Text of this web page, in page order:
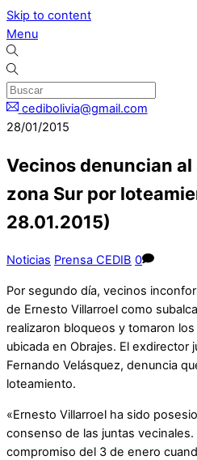
Skip to content
Menu
cedibolivia@gmail.com
28/01/2015
Vecinos denuncian
zona Sur por
28.01.2015)
Noticias Prensa CEDIB 0
Por segundo día, vecinos
de Ernesto Villarroel como
realizaron bloqueos y tomaron
ubicada en Obrajes. El exdirector
Fernando Velásquez, denuncia
loteamiento.
«Ernesto Villarroel ha sido
consenso de las juntas vecinales.
compromiso del 3 de enero